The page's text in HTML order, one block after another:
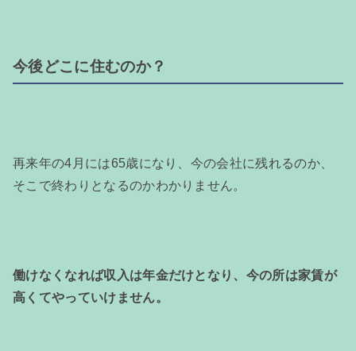
今後どこに住むのか？
再来年の4月には65歳になり、今の会社に残れるのか、
そこで終わりとなるのかわかりません。
働けなくなれば収入は年金だけとなり、今の所は家賃が
高くてやっていけません。